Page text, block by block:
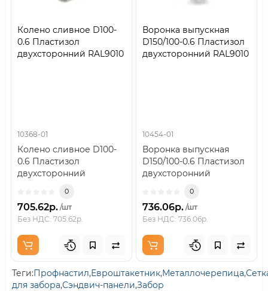
Колено сливное D100-
0.6 Пластизол
двухсторонний RAL9010
10368-01
Колено сливное D100-
0.6 Пластизол
двухсторонний
0
705.62р. /шт
Без НДС: 705.62р.
Воронка выпускная
D150/100-0.6 Пластизол
двухсторонний RAL9010
10454-01
Воронка выпускная
D150/100-0.6 Пластизол
двухсторонний
0
736.06р. /шт
Без НДС: 736.06р.
Теги:Профнастил,Евроштакетник,Металлочерепица,
для забора,Сэндвич-панели,Забор